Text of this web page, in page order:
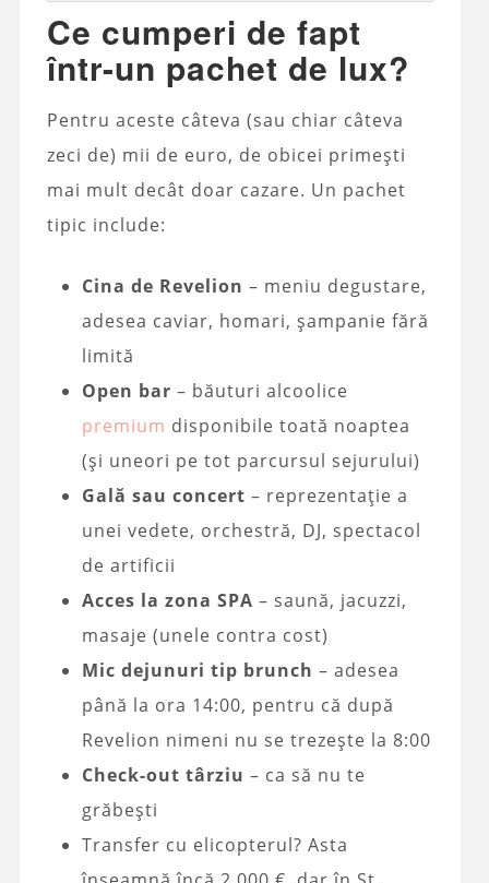
Ce cumperi de fapt
într-un pachet de lux?
Pentru aceste câteva (sau chiar câteva
zeci de) mii de euro, de obicei primești
mai mult decât doar cazare. Un pachet
tipic include:
Cina de Revelion – meniu degustare,
adesea caviar, homari, șampanie fără
limită
Open bar – băuturi alcoolice
premium disponibile toată noaptea
(și uneori pe tot parcursul sejurului)
Gală sau concert – reprezentație a
unei vedete, orchestră, DJ, spectacol
de artificii
Acces la zona SPA – saună, jacuzzi,
masaje (unele contra cost)
Mic dejunuri tip brunch – adesea
până la ora 14:00, pentru că după
Revelion nimeni nu se trezește la 8:00
Check-out târziu – ca să nu te
grăbești
Transfer cu elicopterul? Asta